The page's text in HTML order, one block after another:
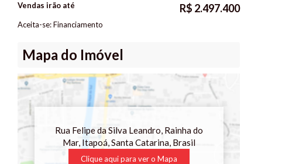
R$ 2.497.400
Vendas irão até
Aceita-se: Financiamento
Mapa do Imóvel
Rua Felipe da Silva Leandro Rainha do
Mar, Itapoá, Santa Catarina, Brasil
Clique aqui para ver o Mapa